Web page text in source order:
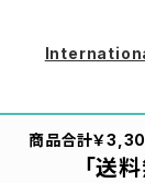
商品合計￥
「送